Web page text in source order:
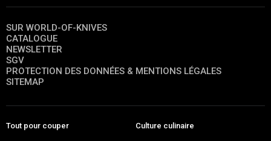
SUR WORLD-OF-KNIVES
CATALOGUE
NEWSLETTER
SGV
PROTECTION DES DONNÉES & MENTIONS LÉGALES
SITEMAP
Tout pour couper Culture culinaire